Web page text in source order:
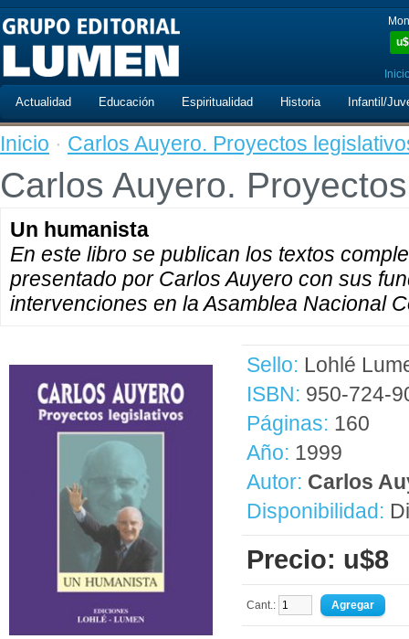
u$
Actualidad Educación Espiritualidad Historia Infantil/
Inicio · Carlos Auyero. Proyectos
Carlos Auyero.
Un humanista
En este libro se publican los textos
presentado por Carlos Auyero con sus
intervenciones en la Asamblea Nacional
Sello: Lohlé
ISBN: 950-724-
Páginas: 160
Año: 1999
Autor: Carlos
Disponibilidad:
Precio: u$8
Cant.: